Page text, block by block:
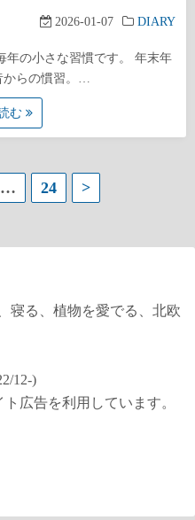
2026-01-07 DIARY
年の小さな習慣です。 年末年
からの慣習。…
む
… 24 >
寝る、植物を愛でる、北欧
12-)
広告を利用しています。